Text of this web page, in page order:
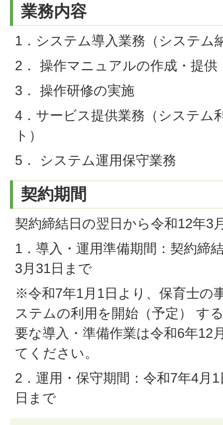
業務内容
1．システム導入業務（システム
2． 操作マニュアルの作成・提供
3． 操作研修の実施
4．サービス提供業務（システム
ト）
5． システム運用保守業務
契約期間
契約締結日の翌日から令和12年3
1．導入・運用準備期間：契約締
3月31日まで
※令和7年1月1日より、保育士の
ステムの利用を開始（予定） す
要な導入・準備作業は令和6年12
てください。
2．運用・保守期間：令和7年4月
日まで